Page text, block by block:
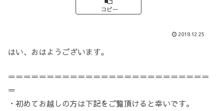
コピー
2019.12.25
はい、おはようございます。
＝＝＝＝＝＝＝＝＝＝＝＝＝＝＝＝＝＝＝＝＝＝＝＝＝＝
＝
・初めてお越しの方は下記をご覧頂けると幸いです。